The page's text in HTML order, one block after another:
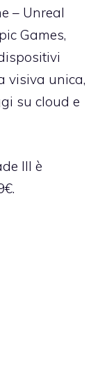
– Unreal
Games,
visiva unica,
su cloud e
III è
.